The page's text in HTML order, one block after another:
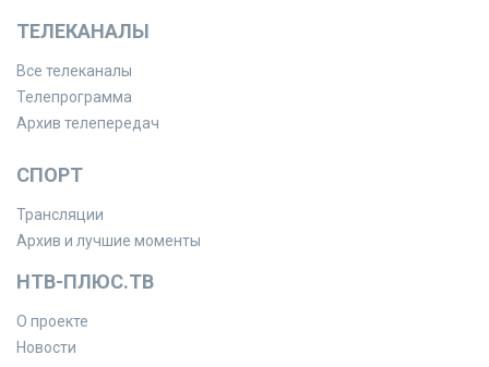
ТЕЛЕКАНАЛЫ
Все телеканалы
Телепрограмма
Архив телепередач
СПОРТ
Трансляции
Архив и лучшие моменты
НТВ-ПЛЮС.ТВ
О проекте
Новости